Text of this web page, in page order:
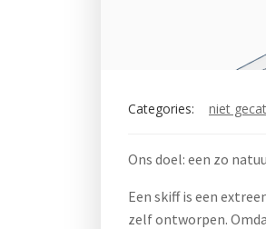
Categories: niet
Ons doel: een zo
Een skiff is een
zelf ontworpen.